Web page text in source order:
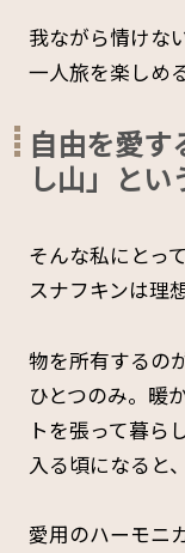
我ながら情けな
一人旅を楽しめ
自由を愛す
し山」と
そんな私にとっ
スナフキンは理
物を所有するの
ひとつのみ。暖
トを張って暮ら
入る頃になると
愛用のハーモニ